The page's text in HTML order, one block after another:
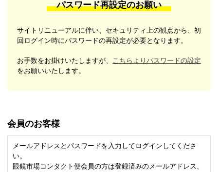
パスワード再設定のお願い
サイトリニューアルに伴い、セキュリティ上の観点から、初
回ログイン時にパスワードの再設定が必要となります。
お手数をお掛けいたしますが、
こちらよりパスワードの設定
をお願いいたします。
会員のお客様
メールアドレスとパスワードを入力してログインしてくださ
い。
眼鏡市場コンタクト便会員の方は登録済みのメールアドレス、